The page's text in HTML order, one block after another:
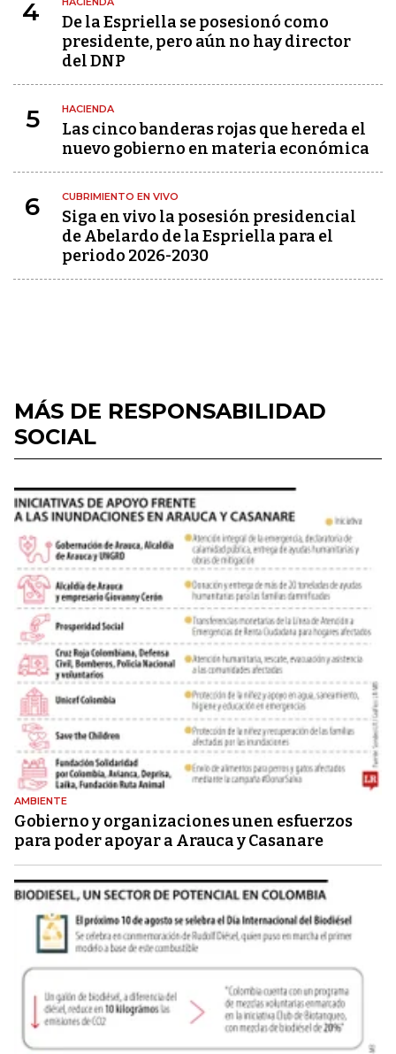
4
De la Espriella se posesionó como
presidente, pero aún no hay director
del DNP
5 HACIENDA
Las cinco banderas rojas que hereda el
nuevo gobierno en materia económica
6 CUBRIMIENTO EN VIVO
Siga en vivo la posesión presidencial
de Abelardo de la Espriella para el
periodo 2026-2030
MÁS DE RESPONSABILIDAD
SOCIAL
AMBIENTE
Gobierno y organizaciones unen esfuerzos
para poder apoyar a Arauca y Casanare